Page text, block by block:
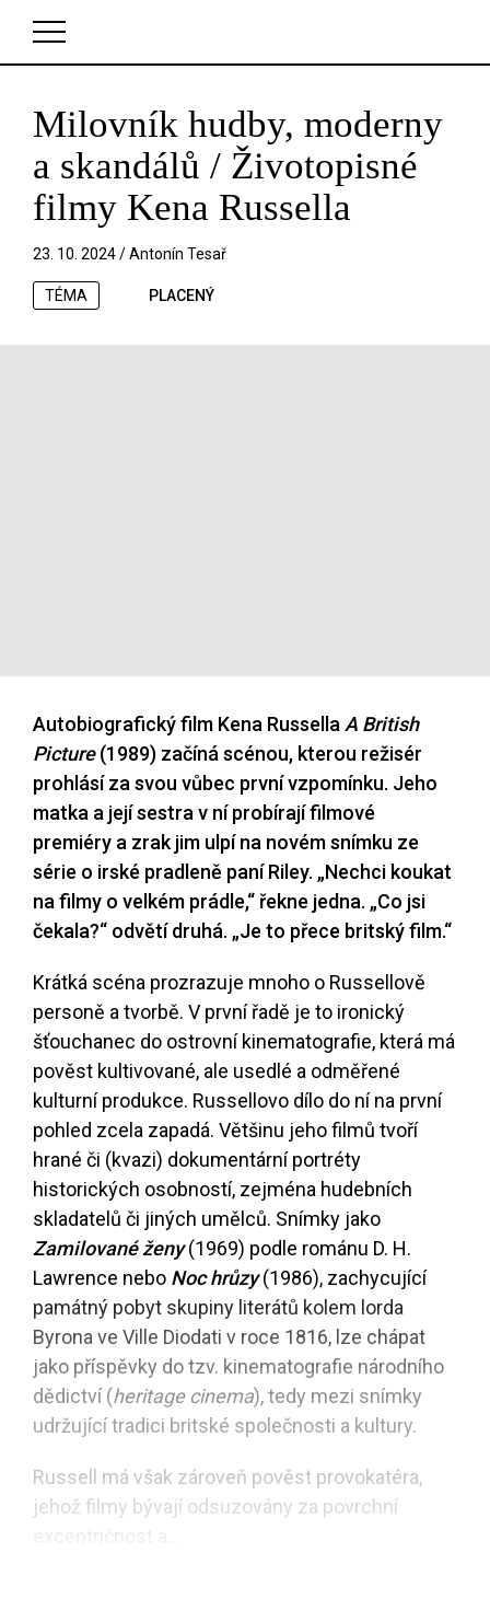
V košíku zatím nemáte žádné položky.
Milovník hudby, moderny
a skandálů / Životopisné
filmy Kena Russella
23. 10. 2024 /Antonín Tesař
TÉMA PLACENÝ
Autobiografický film Kena RussellaA British
Picture(1989) začíná scénou, kterou režisér
prohlásí za svou vůbec první vzpomínku. Jeho
matka a její sestra v ní probírají filmové
premiéry a zrak jim ulpí na novém snímku ze
série o irské pradleně paní Riley. „Nechci koukat
na filmy o velkém prádle,“ řekne jedna. „Co jsi
čekala?“ odvětí druhá. „Je to přece britský film.“
Krátká scéna prozrazuje mnoho o Russellově
personě a tvorbě. V první řadě je to ironický
šťouchanec do ostrovní kinematografie, která má
pověst kultivované, ale usedlé a odměřené
kulturní produkce. Russellovo dílo do ní na první
pohled zcela zapadá. Většinu jeho filmů tvoří
hrané či (kvazi) dokumentární portréty
historických osobností, zejména hudebních
skladatelů či jiných umělců. Snímky jako
Zamilované ženy(1969) podle románu D. H.
Lawrence nebo Noc hrůzy(1986), zachycující
památný pobyt skupiny literátů kolem lorda
Byrona ve Ville Diodati v roce 1816, lze chápat
jako příspěvky do tzv. kinematografie národního
dědictví (heritage cinema), tedy mezi snímky
udržující tradici britské společnosti a kultury.
Russell má však zároveň pověst provokatéra,
jehož filmy bývají odsuzovány za povrchní